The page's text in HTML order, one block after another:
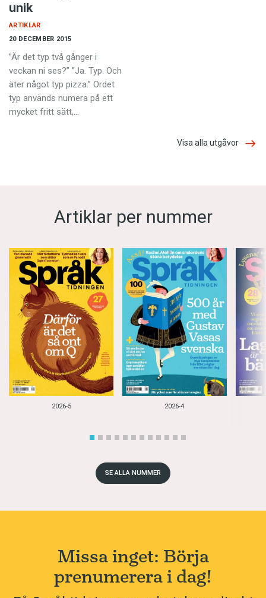
unik
20 DECEMBER 2015
ARTIKLAR
”Är det typ två gånger i
veckan ni ses?” ”Ja. Typ. Och
äter något typ pizza.” Ordet
typ används numera på ett
mycket fritt sätt,…
Visa alla utgåvor
Artiklar per nummer
2026-5 2026-4
SE ALLA NUMMER
Missa inget: Börja
prenumerera i dag!